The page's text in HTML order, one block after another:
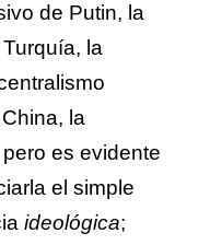
de Putin, la
la
la
es evidente
el simple
ideológica;